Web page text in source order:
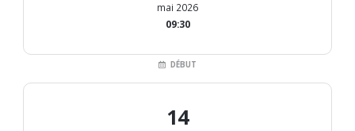
mai 2026
09:30
DÉBUT
14